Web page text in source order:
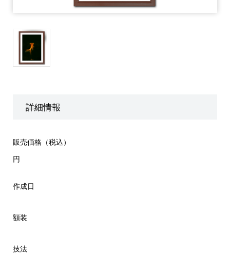
詳細情報
販売価格（税込）
円
作成日
額装
技法